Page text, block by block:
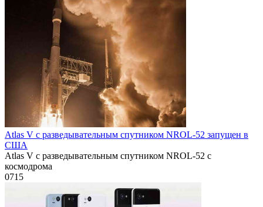
Atlas V с разведывательным спутником NROL-52 запущен в
США
Atlas V с разведывательным спутником NROL-52 с
космодрома
0715